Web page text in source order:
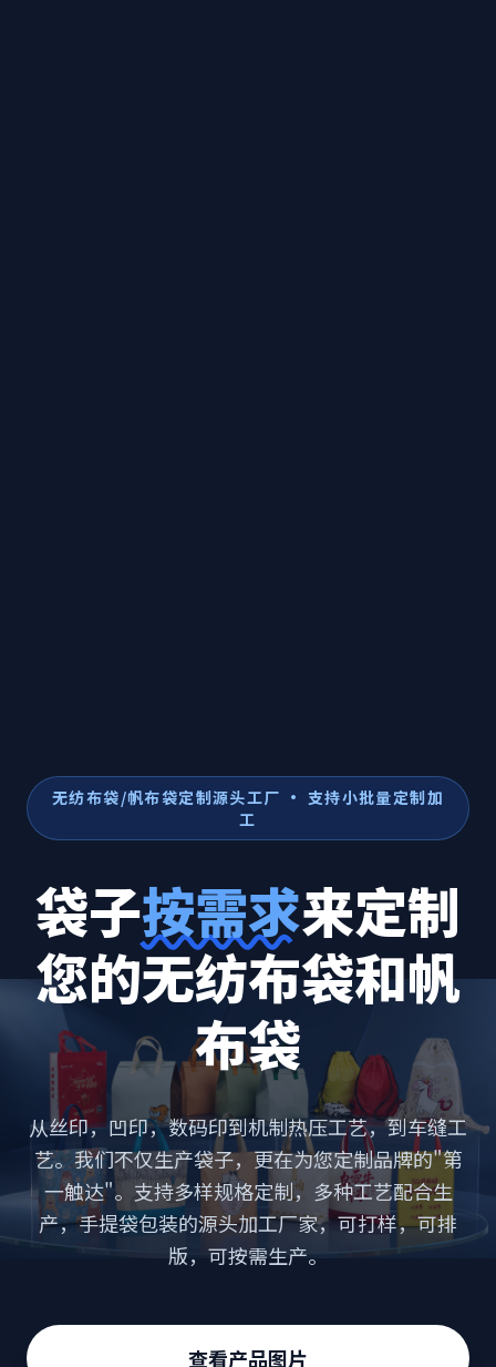
无纺布袋/帆布袋定制源头工厂 · 支持小批量定制加
工
袋子按需求来定制
您的无纺布袋和帆
布袋
从丝印，凹印，数码印到机制热压工艺，到车缝工
艺。我们不仅生产袋子，更在为您定制品牌的"第
一触达"。支持多样规格定制，多种工艺配合生
产，手提袋包装的源头加工厂家，可打样，可排
版，可按需生产。
查看产品图片